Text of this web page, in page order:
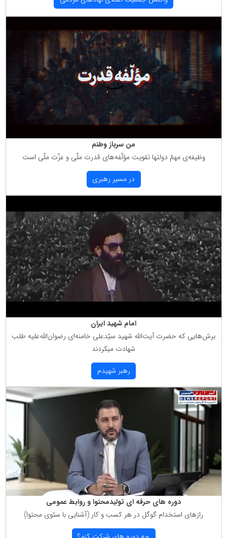
من سرباز وطنم
وظیفه‌ی مهمّ دولتها تقویت مؤلّفه‌های قدرت ملّی و عزّت ملّی است
در مسیر رهبری
امام شهید ایران
برش‌هایی كه حضرت آیت‌الله شهید سیّدعلی خامنه‌ای رضوان‌الله‌علیه طلب
شهادت میكردند
رهبر شهیدم
دوره های حرفه ای تولیدمحتوا و روابط عمومی
رازهای استخدام گوگل در هر كسب و كار (آشنایی با سئوی محتوا)